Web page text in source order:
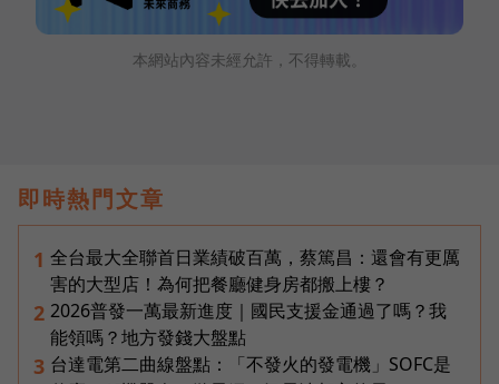
本網站內容未經允許，不得轉載。
即時熱門文章
1 全台最大全聯首日業績破百萬，蔡篤昌：還會有更厲
害的大型店！為何把餐廳健身房都搬上樓？
2 2026普發一萬最新進度｜國民支援金通過了嗎？我
能領嗎？地方發錢大盤點
3 台達電第二曲線盤點：「不發火的發電機」SOFC是